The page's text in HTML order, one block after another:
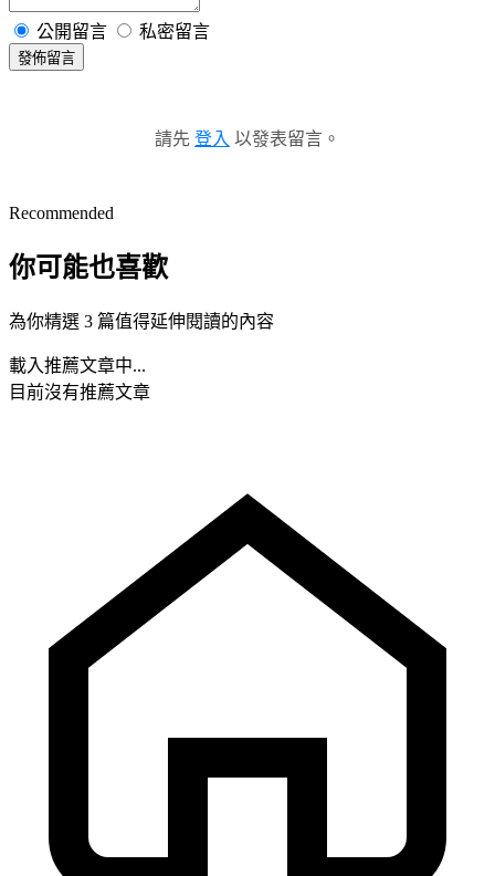
公開留言 私密留言
發佈留言
請先 登入 以發表留言。
Recommended
你可能也喜歡
為你精選 3 篇值得延伸閱讀的內容
載入推薦文章中...
目前沒有推薦文章